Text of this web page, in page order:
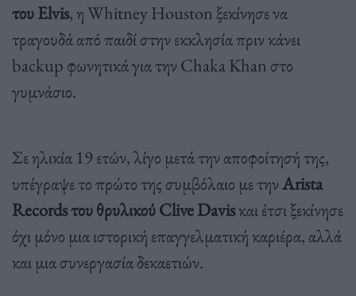
του Elvis, η Whitney Houston ξεκίνησε να
τραγουδά από παιδί στην εκκλησία πριν κάνει
backup φωνητικά για την Chaka Khan στο
γυμνάσιο.
Σε ηλικία 19 ετών, λίγο μετά την αποφοίτησή της,
υπέγραψε το πρώτο της συμβόλαιο με τηνArista
Records του θρυλικού Clive Davisκαι έτσι ξεκίνησε
όχι μόνο μια ιστορική επαγγελματική καριέρα, αλλά
και μια συνεργασία δεκαετιών.